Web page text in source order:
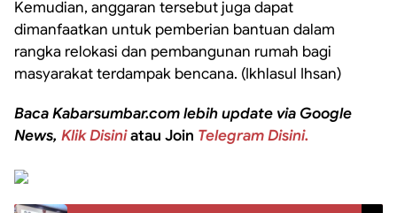
Kemudian, anggaran tersebut juga dapat
dimanfaatkan untuk pemberian bantuan dalam
rangka relokasi dan pembangunan rumah bagi
masyarakat terdampak bencana. (Ikhlasul Ihsan)
Baca Kabarsumbar.com lebih update via Google
News, Klik Disiniatau Join Telegram Disini.